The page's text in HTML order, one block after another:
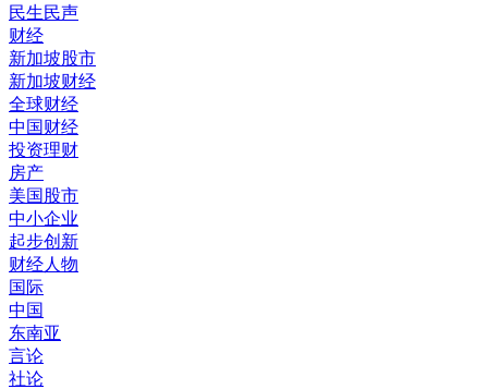
民生民声
财经
新加坡股市
新加坡财经
全球财经
中国财经
投资理财
房产
美国股市
中小企业
起步创新
财经人物
国际
中国
东南亚
言论
社论